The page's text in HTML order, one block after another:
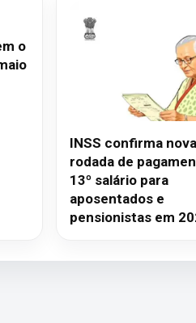
o
INSS confirma nova
rodada de
13º salário para
aposentados e
pensionistas em